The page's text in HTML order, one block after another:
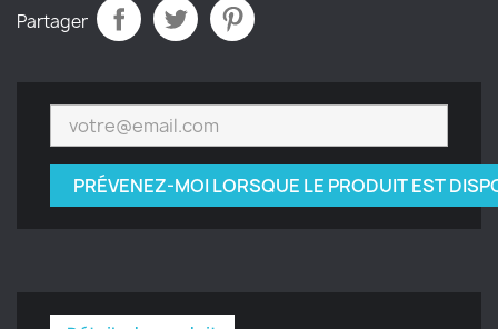
Partager
PRÉVENEZ-MOI LORSQUE LE PRODUIT EST